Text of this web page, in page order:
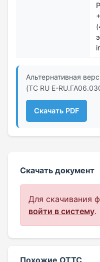
Альтернативная
(ТС RU Е-
Скачать PDF
Скачать документ
Для скачивания
войти в систему.
Похожие ОТТС